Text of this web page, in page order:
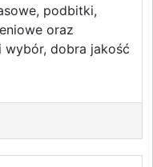
podbitki,
oraz
wybór, dobra jakość